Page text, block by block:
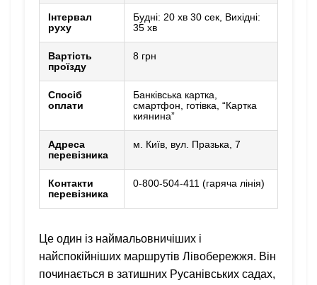
Інтервал
руху
Будні: 20 хв 30 сек, Вихідні:
35 хв
Вартість
проїзду
8 грн
Спосіб
оплати
Банківська картка,
смартфон, готівка, “Картка
киянина”
Адреса
перевізника
м. Київ, вул. Празька, 7
Контакти
перевізника
0-800-504-411 (гаряча лінія)
Це один із наймальовничіших і
найспокійніших маршрутів Лівобережжя. Він
починається в затишних Русанівських садах,